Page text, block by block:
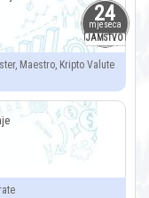
24
mjeseca
JAMSTVO
Maestro, Kripto Valute